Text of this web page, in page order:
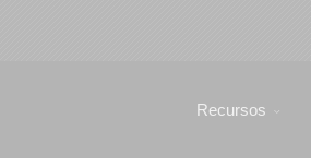
Recursos